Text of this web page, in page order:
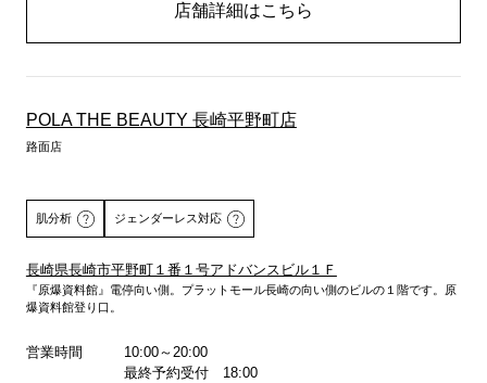
店舗詳細はこちら
POLA THE BEAUTY 長崎平野町店
路面店
肌分析
詳しくはこちら
ジェンダーレス対応
長崎県長崎市平野町１番１号アドバンスビル１Ｆ
『原爆資料館』電停向い側。プラットモール長崎の向い側のビルの１階です。原
爆資料館登り口。
営業時間
10:00～20:00
最終予約受付 18:00